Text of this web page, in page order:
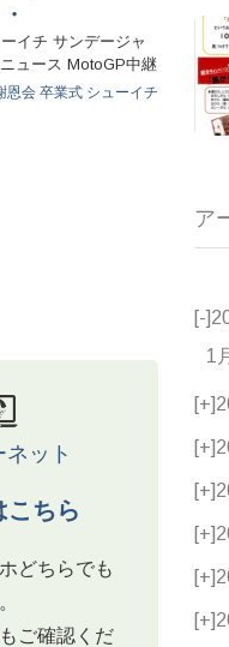
イチ サンデージャ
ュース MotoGP中継
恩会 卒業式 シューイチ
ネット
こちら
どちらでも
もご確認くだ
ア
[-]
1
[+]
[+]
[+]
[+]
[+]
[+]